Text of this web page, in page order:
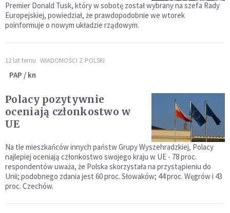
Premier Donald Tusk, który w sobotę został wybrany na szefa Rady
Europejskiej, powiedział, że prawdopodobnie we wtorek
poinformuje o nowym układzie rządowym.
12 lat temu WIADOMOŚCI Z POLSKI
PAP / kn
Polacy pozytywnie
oceniają członkostwo w
UE
Na tle mieszkańców innych państw Grupy Wyszehradzkiej, Polacy
najlepiej oceniają członkostwo swojego kraju w UE - 78 proc.
respondentów uważa, że Polska skorzystała na przystąpieniu do
Unii; podobnego zdania jest 60 proc. Słowaków; 44 proc. Węgrów i 43
proc. Czechów.